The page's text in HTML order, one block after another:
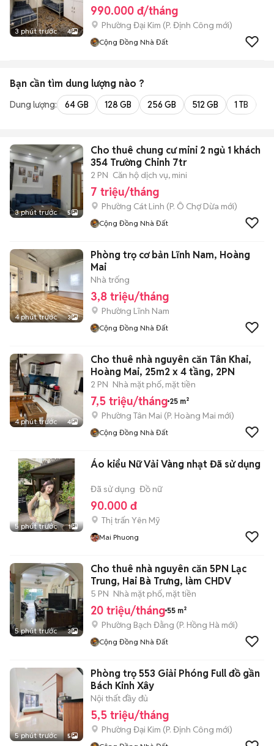
3 phút trước 4
990.000 đ/tháng
Phường Đại Kim (P. Định Công mới)
Cộng Đồng Nhà Đất
Bạn cần tìm dung lượng nào ?
Dung lượng: 64 GB 128 GB 256 GB 512 GB 1 TB
3 phút trước 5
Cho thuê chung cư mini 2 ngủ 1 khách
354 Trường Chinh 7tr
2 PN Căn hộ dịch vụ, mini
7 triệu/tháng
Phường Cát Linh (P. Ô Chợ Dừa mới)
Cộng Đồng Nhà Đất
4 phút trước 3
Phòng trọ cơ bản Lĩnh Nam, Hoàng
Mai
Nhà trống
3,8 triệu/tháng
Phường Lĩnh Nam
Cộng Đồng Nhà Đất
4 phút trước 4
Cho thuê nhà nguyên căn Tân Khai,
Hoàng Mai, 25m2 x 4 tầng, 2PN
2 PN Nhà mặt phố, mặt tiền
7,5 triệu/tháng 25 m²
Phường Tân Mai (P. Hoàng Mai mới)
Cộng Đồng Nhà Đất
5 phút trước 1
Áo kiểu Nữ Vải Vàng nhạt Đã sử dụng
Đã sử dụng Đồ nữ
90.000 đ
Thị trấn Yên Mỹ
Mai Phuong
5 phút trước 3
Cho thuê nhà nguyên căn 5PN Lạc
Trung, Hai Bà Trưng, làm CHDV
5 PN Nhà mặt phố, mặt tiền
20 triệu/tháng 55 m²
Phường Bạch Đằng (P. Hồng Hà mới)
Cộng Đồng Nhà Đất
5 phút trước 5
Phòng trọ 553 Giải Phóng Full đồ gần
Bách Kinh Xây
Nội thất đầy đủ
5,5 triệu/tháng
Phường Đại Kim (P. Định Công mới)